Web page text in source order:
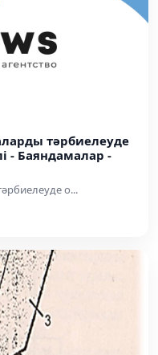
тәрбиелеуде
Баяндамалар -
о...